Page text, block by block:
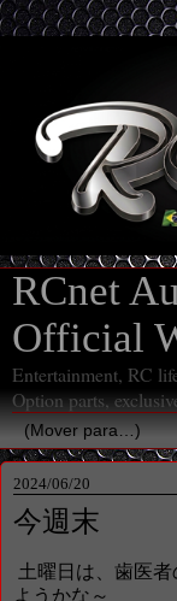
RCnet
Official
Entertainment, RC
Option parts,
2024/06/20
今週末
土曜日は、歯医
ようかな～